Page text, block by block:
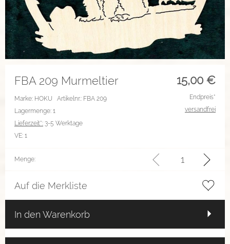
15,00 €
FBA 209 Murmeltier
Marke: HOKU Artikelnr.: FBA 209
Lagermenge: 1
Lieferzeit*: 3-5 Werktage
VE: 1
Endpreis*
versandfrei
Menge:
Auf die Merkliste
In den Warenkorb